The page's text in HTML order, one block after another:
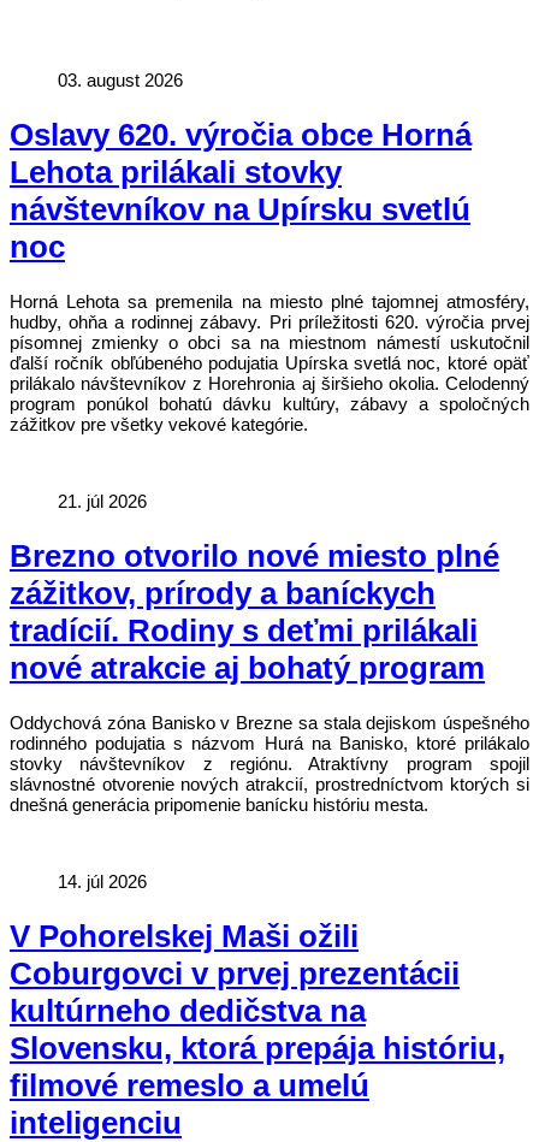
03. august 2026
Oslavy 620. výročia obce Horná
Lehota prilákali stovky
návštevníkov na Upírsku svetlú
noc
Horná Lehota sa premenila na miesto plné tajomnej atmosféry,
hudby, ohňa a rodinnej zábavy. Pri príležitosti 620. výročia prvej
písomnej zmienky o obci sa na miestnom námestí uskutočnil
ďalší ročník obľúbeného podujatia Upírska svetlá noc, ktoré opäť
prilákalo návštevníkov z Horehronia aj širšieho okolia. Celodenný
program ponúkol bohatú dávku kultúry, zábavy a spoločných
zážitkov pre všetky vekové kategórie.
21. júl 2026
Brezno otvorilo nové miesto plné
zážitkov, prírody a baníckych
tradícií. Rodiny s deťmi prilákali
nové atrakcie aj bohatý program
Oddychová zóna Banisko v Brezne sa stala dejiskom úspešného
rodinného podujatia s názvom Hurá na Banisko, ktoré prilákalo
stovky návštevníkov z regiónu. Atraktívny program spojil
slávnostné otvorenie nových atrakcií, prostredníctvom ktorých si
dnešná generácia pripomenie banícku históriu mesta.
14. júl 2026
V Pohorelskej Maši ožili
Coburgovci v prvej prezentácii
kultúrneho dedičstva na
Slovensku, ktorá prepája históriu,
filmové remeslo a umelú
inteligenciu